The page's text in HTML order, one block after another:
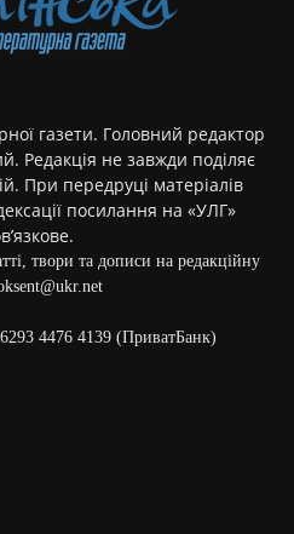
газети. Головний редактор
Редакція не завжди поділяє
При передруці матеріалів
посилання на «УЛГ»
твори та дописи на редакційну
4476 4139 (ПриватБанк)